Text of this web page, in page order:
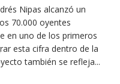
Nipas alcanzó un
70.000 oyentes
en uno de los primeros
esta cifra dentro de la
también se refleja...